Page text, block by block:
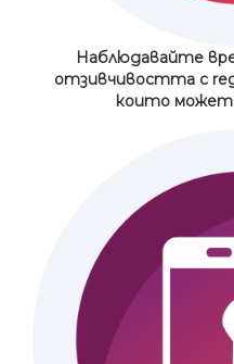
Наблюдавайте
отзивчивостта с
които